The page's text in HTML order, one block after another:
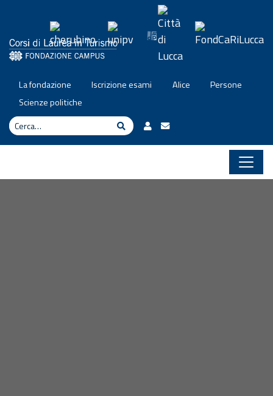
La fondazione Iscrizione esami Alice
Persone
Scienze politiche
Cerca
Cerca